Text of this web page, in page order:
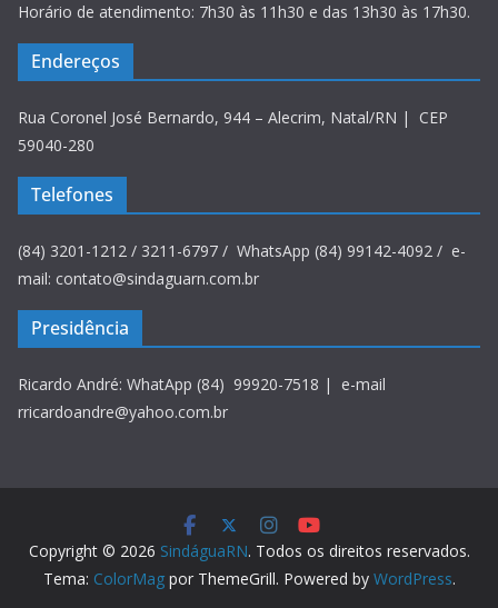
Horário de atendimento: 7h30 às 11h30 e das 13h30 às 17h30.
Endereços
Rua Coronel José Bernardo, 944 – Alecrim, Natal/RN | CEP
59040-280
Telefones
(84) 3201-1212 / 3211-6797 / WhatsApp (84) 99142-4092 / e-
mail: contato@sindaguarn.com.br
Presidência
Ricardo André: WhatApp (84) 99920-7518 | e-mail
rricardoandre@yahoo.com.br
Copyright © 2026 SindáguaRN. Todos os direitos reservados.
Tema: ColorMagpor ThemeGrill. Powered by WordPress.